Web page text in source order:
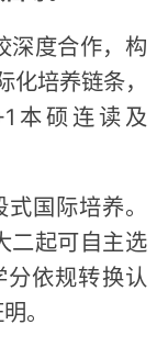
深度合作，构
培养链条，
本硕连读及
国际培养。
二起可自主选
依规转换认
。